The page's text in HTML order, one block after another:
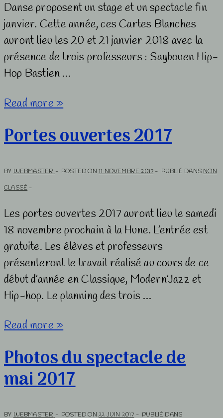
Danse proposent un stage et un spectacle fin
janvier. Cette année, ces Cartes Blanches
auront lieu les 20 et 21 janvier 2018 avec la
présence de trois professeurs : Saybouen Hip-
Hop Bastien …
Cartes
2018
Read more »
Portes ouvertes 2017
BY WEBMASTER POSTED ON11 NOVEMBRE 2017 PUBLIÉ DANS NON
CLASSÉ
Les portes ouvertes 2017 auront lieu le samedi
18 novembre prochain à la Hune. L’entrée est
gratuite. Les élèves et professeurs
présenteront le travail réalisé au cours de ce
début d’année en Classique, Modern’Jazz et
Hip-hop. Le planning des trois …
Portes
2017
Read more »
Photos du spectacle de
mai 2017
BYWEBMASTER POSTED ON22 JUIN 2017 PUBLIÉ DANS